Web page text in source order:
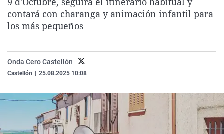
La rosa de los vientos
Caso
Extremadura
Virales
contará con charanga y animación infantil para
los más pequeños
Onda Cero Castellón
Castellón 25.08.2025 10:08